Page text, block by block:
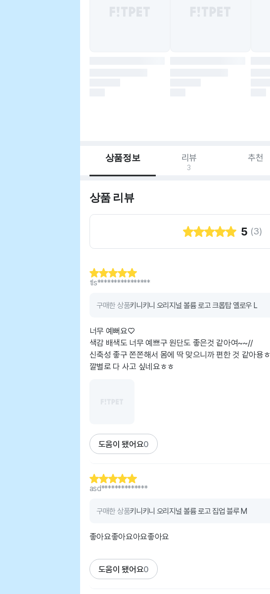
상품정보 리뷰
3
추천
상품 리뷰
5 (3)
tls****************
구매한 상품키니키니 오리지널 볼륨 로고 크롭탑 옐로우 L
너무 예뻐요♡
색감 배색도 너무 예쁘구 원단도 좋은것 같아여~~//
신축성 좋구 쫀쫀해서 몸에 딱 맞으니까 편한 것 같아용ㅎ
깔별로 다 사고 싶네요ㅎㅎ
도움이 됐어요0
asd**************
구매한 상품키니키니 오리지널 볼륨 로고 집업 블루 M
좋아요좋아요아요좋아요
도움이 됐어요0